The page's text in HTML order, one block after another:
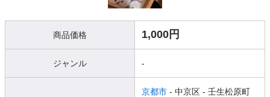
商品価格 1,000円
ジャンル -
京都市 - 中京区 - 壬生松原町